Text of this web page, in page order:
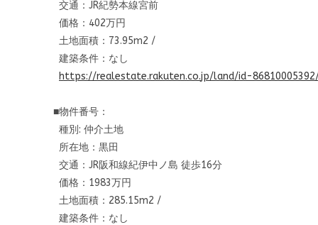
交通：JR紀勢本線宮前
価格：402万円
土地面積：73.95m2 /
建築条件：なし
https://realestate.rakuten.co.jp/land/id-
■物件番号：
種別: 仲介土地
所在地：黒田
交通：JR阪和線紀伊中ノ島 徒歩16分
価格：1983万円
土地面積：285.15m2 /
建築条件：なし